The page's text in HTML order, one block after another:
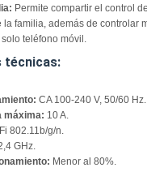
Permite compartir el control
la familia, además de controlar
teléfono móvil.
técnicas:
CA 100-240 V, 50/60 Hz.
máxima: 10 A.
802.11b/g/n.
GHz.
Menor al 80%.